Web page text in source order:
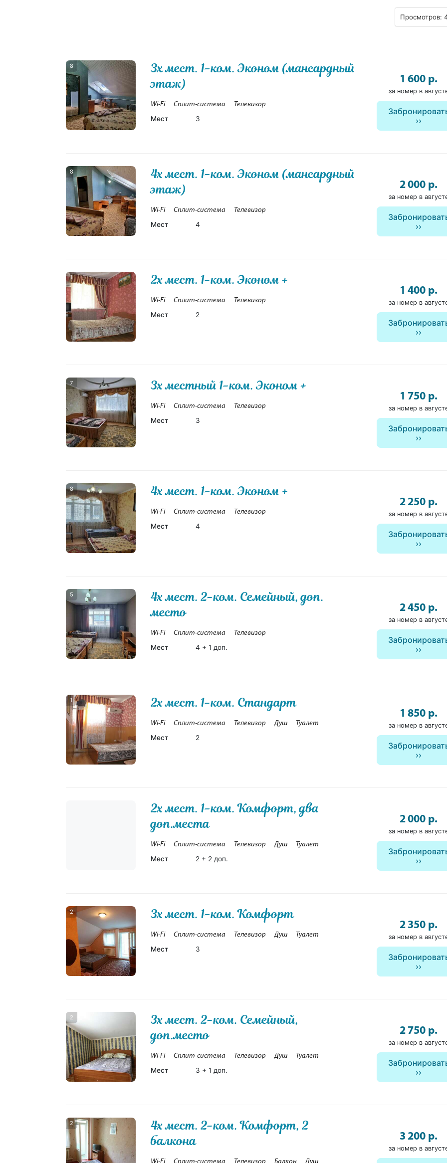
Просмотров:
8
3х мест. 1-ком. Эконом (мансардный
этаж)
Wi-Fi Сплит-система Телевизор
Мест 3
1 600 р.
за номер в
8
4х мест. 1-ком. Эконом (мансардный
этаж)
Wi-Fi Сплит-система Телевизор
Мест 4
2 000 р.
за номер в
1 2х мест. 1-ком. Эконом +
Wi-Fi Сплит-система Телевизор
Мест 2
1 400 р.
за номер в
7 3х местный 1-ком. Эконом +
Wi-Fi Сплит-система Телевизор
Мест 3
1 750 р.
за номер в
8 4х мест. 1-ком. Эконом +
Wi-Fi Сплит-система Телевизор
Мест 4
2 250 р.
за номер в
5
4х мест. 2-ком. Семейный, доп.
место
Wi-Fi Сплит-система Телевизор
Мест 4 + 1 доп.
2 450 р.
за номер в
1 2х мест. 1-ком. Стандарт
Wi-Fi Сплит-система Телевизор Душ Туалет
Мест 2
1 850 р.
за номер в
2х мест. 1-ком. Комфорт, два
доп.места
Wi-Fi Сплит-система Телевизор Душ Туалет
Мест 2 + 2 доп.
2 000 р.
за номер в
2 3х мест. 1-ком. Комфорт
Wi-Fi Сплит-система Телевизор Душ Туалет
Мест 3
2 350 р.
за номер в
2
3х мест. 2-ком. Семейный,
доп.место
Wi-Fi Сплит-система Телевизор Душ Туалет
Мест 3 + 1 доп.
2 750 р.
за номер в
2
4х мест. 2-ком. Комфорт, 2
балкона
3 200 р.
за номер в